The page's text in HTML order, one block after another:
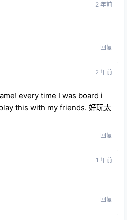
2 年前
回复
2 年前
every time I was board i
this with my friends. 好玩太
回复
1 年前
回复